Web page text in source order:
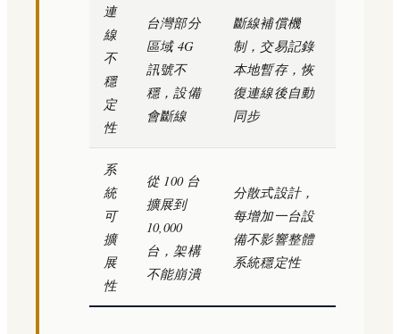
連
線
不
穩
定
性
台灣部分
區域 4G
訊號不
穩，設備
會斷線
斷線補償機
制，交易記錄
本地暫存，恢
復連線後自動
同步
系
統
可
擴
展
性
從 100 台
擴展到
10,000
台，架構
不能崩潰
分散式設計，
每增加一台設
備不影響整體
系統穩定性